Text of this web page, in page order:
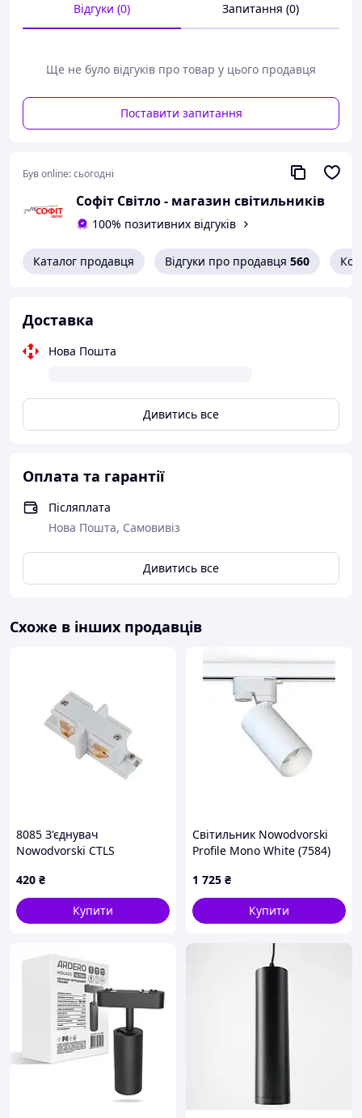
Відгуки (0) Запитання (0)
Ще не було відгуків про товар у цього продавця
Поставити запитання
Був online:сьогодні
Софіт Світло - магазин світильників
100% позитивних відгуків
Каталог продавця Відгуки про продавця 560
Доставка
Нова Пошта
Дивитись все
Оплата та гарантії
Післяплата
Нова Пошта, Самовивіз
Дивитись все
Схоже в інших продавців
8085 З'єднувач
Nowodvorski CTLS
MINI WHITE CN
420 ₴
Купити
Світильник Nowodvorski
Profile Mono White (7584)
1 725 ₴
Купити